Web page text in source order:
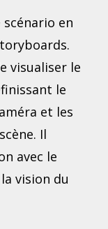
en
visualiser le
le
et les
Il
avec le
vision du